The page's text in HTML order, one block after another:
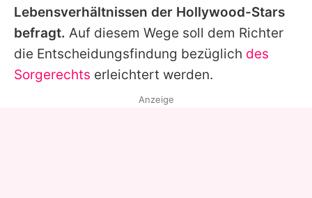
Lebensverhältnissen der Hollywood-Stars
befragt. Auf diesem Wege soll dem Richter
die Entscheidungsfindung bezüglich des
Sorgerechts erleichtert werden.
Anzeige